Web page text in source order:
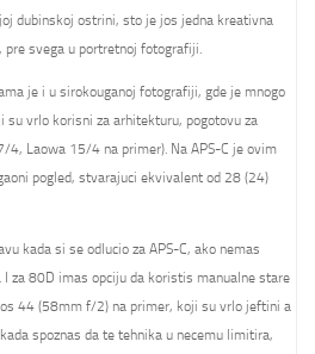
dubinskoj ostrini, sto je jos jedna kreativna
svega u portretnoj fotografiji.
je i u sirokouganoj fotografiji, gde je mnogo
su vrlo korisni za arhitekturu, pogotovu za
4, Laowa 15/4 na primer). Na APS-C je ovim
pogled, stvarajuci ekvivalent od 28 (24)
kada si se odlucio za APS-C, ako nemas
za 80D imas opciju da koristis manualne stare
44 (58mm f/2) na primer, koji su vrlo jeftini a
spoznas da te tehnika u necemu limitira,